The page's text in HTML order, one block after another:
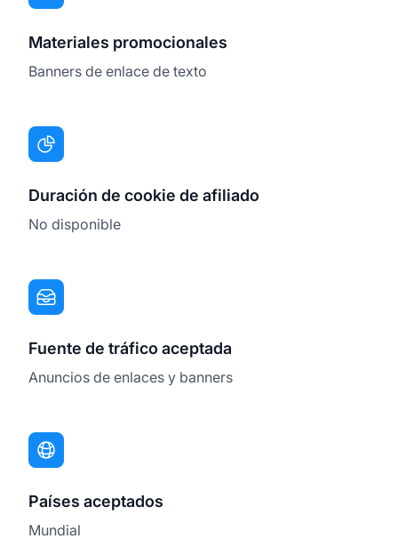
Materiales promocionales
Banners de enlace de texto
Duración de cookie de afiliado
No disponible
Fuente de tráfico aceptada
Anuncios de enlaces y banners
Países aceptados
Mundial